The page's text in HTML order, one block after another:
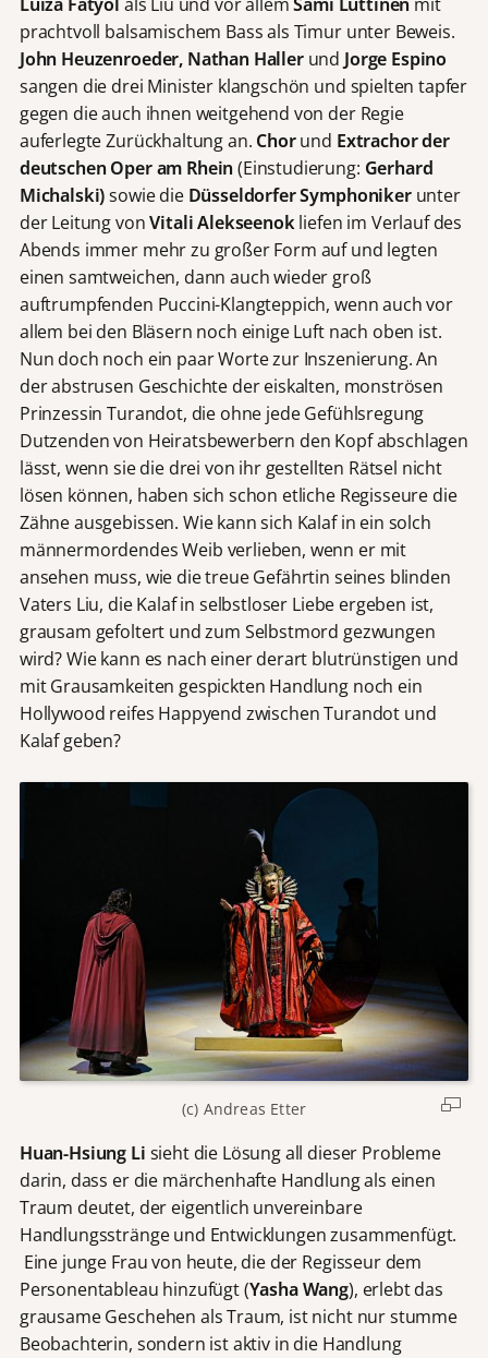
prachtvoll balsamischem Bass als Timur unter Beweis.
John Heuzenroeder, Nathan Haller und Jorge Espino
sangen die drei Minister klangschön und spielten tapfer
gegen die auch ihnen weitgehend von der Regie
auferlegte Zurückhaltung an. Chorund Extrachorder
deutschen Oper am Rhein(Einstudierung: Gerhard
Michalski)sowie die Düsseldorfer Symphoniker unter
der Leitung vonVitali Alekseenokliefen im Verlauf des
Abends immer mehr zu großer Form auf und legten
einen samtweichen, dann auch wieder groß
auftrumpfenden Puccini-Klangteppich, wenn auch vor
allem bei den Bläsern noch einige Luft nach oben ist.
Nun doch noch ein paar Worte zur Inszenierung. An
der abstrusen Geschichte der eiskalten, monströsen
Prinzessin Turandot, die ohne jede Gefühlsregung
Dutzenden von Heiratsbewerbern den Kopf abschlagen
lässt, wenn sie die drei von ihr gestellten Rätsel nicht
lösen können, haben sich schon etliche Regisseure die
Zähne ausgebissen. Wie kann sich Kalaf in ein solch
männermordendes Weib verlieben, wenn er mit
ansehen muss, wie die treue Gefährtin seines blinden
Vaters Liu, die Kalaf in selbstloser Liebe ergeben ist,
grausam gefoltert und zum Selbstmord gezwungen
wird? Wie kann es nach einer derart blutrünstigen und
mit Grausamkeiten gespickten Handlung noch ein
Hollywood reifes Happyend zwischen Turandot und
Kalaf geben?
(c) Andreas Etter
Huan-Hsiung Li sieht die Lösung all dieser Probleme
darin, dass er die märchenhafte Handlung als einen
Traum deutet, der eigentlich unvereinbare
Handlungsstränge und Entwicklungen zusammenfügt.
Eine junge Frau von heute, die der Regisseur dem
Personentableau hinzufügt (Yasha Wang), erlebt das
grausame Geschehen als Traum, ist nicht nur stumme
Beobachterin, sondern ist aktiv in die Handlung